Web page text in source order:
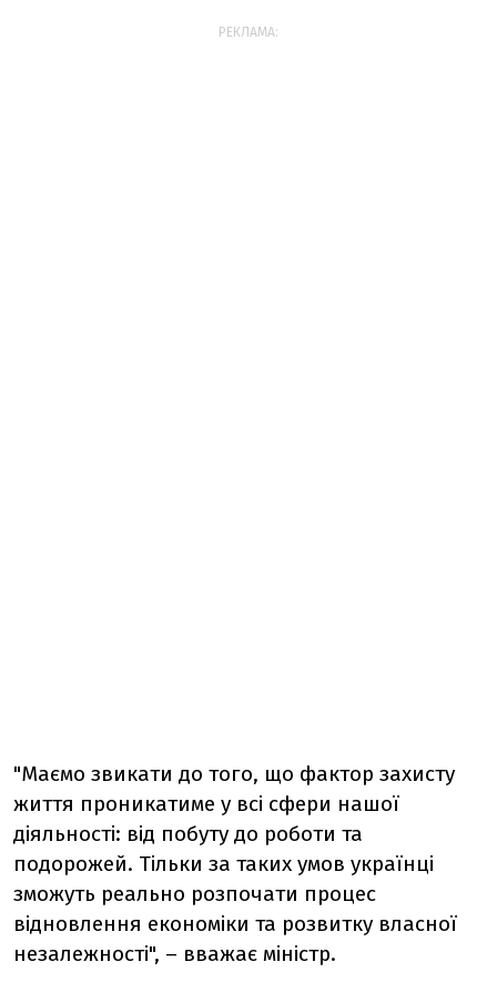
РЕКЛАМА:
"Маємо звикати до того, що фактор захисту
життя проникатиме у всі сфери нашої
діяльності: від побуту до роботи та
подорожей. Тільки за таких умов українці
зможуть реально розпочати процес
відновлення економіки та розвитку власної
незалежності", – вважає міністр.